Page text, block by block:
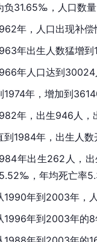
负31.65‰，人口数
年，人口出现补
年出生人数猛增
年人口达到
1974年，增加到
年，出生946人，
到1984年，出生人数
年出生262人，
，年均死亡率
1990年到2003年，
1996年到2003年的